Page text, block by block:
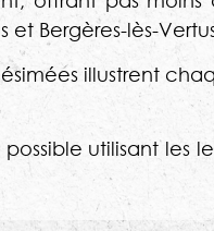
et Bergères-lès-
illustrent
utilisant les